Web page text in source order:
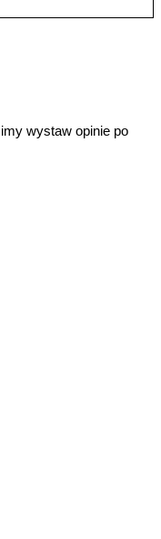
wystaw opinie po